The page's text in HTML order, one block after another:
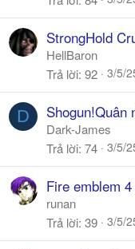
StrongHold
HellBaron
Trả lời 92 3/5/
D Shogun!Quân
Dark-James
Trả lời 74 3/5/
Fire emblem
runan
Trả lời 39 3/5/